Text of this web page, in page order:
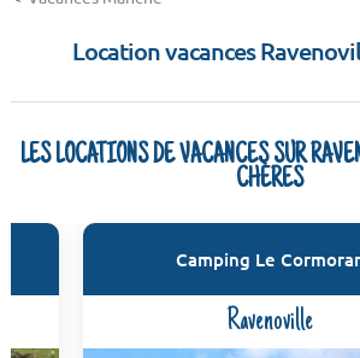
Location vacances
LES LOCATIONS DE VACANCES SUR
CHÈRES
Camping Le
Ravenoville